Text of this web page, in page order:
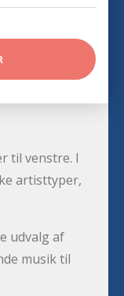
til venstre. I
artisttyper,
udvalg af
musik til